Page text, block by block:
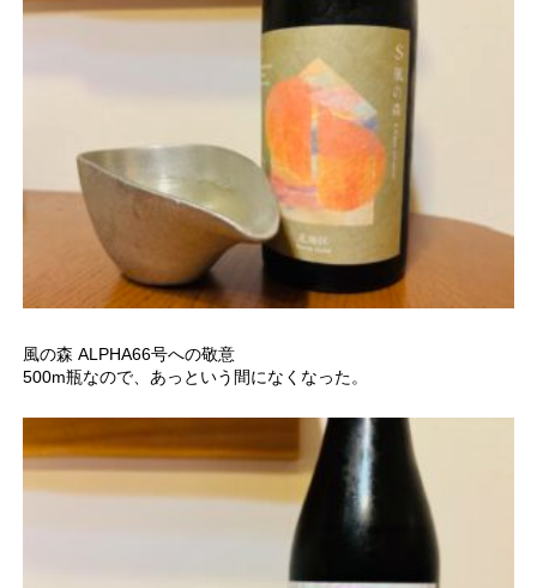
風の森 ALPHA66号への敬意
500m瓶なので、あっという間になくなった。